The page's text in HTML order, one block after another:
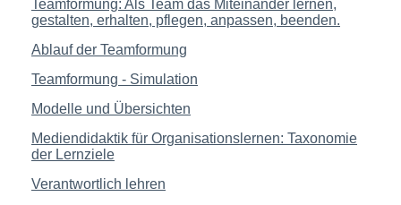
Teamformung: Als Team das Miteinander lernen,
gestalten, erhalten, pflegen, anpassen, beenden.
Ablauf der Teamformung
Teamformung - Simulation
Modelle und Übersichten
Mediendidaktik für Organisationslernen: Taxonomie
der Lernziele
Verantwortlich lehren